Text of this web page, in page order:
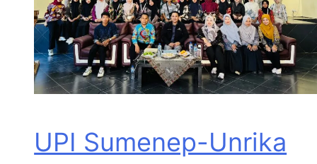
UPI Sumenep-Unrika